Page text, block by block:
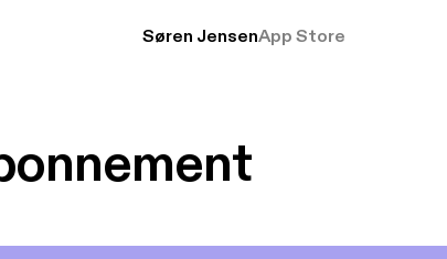
ikke andet så udelukkende pga
Søren JensenApp Store